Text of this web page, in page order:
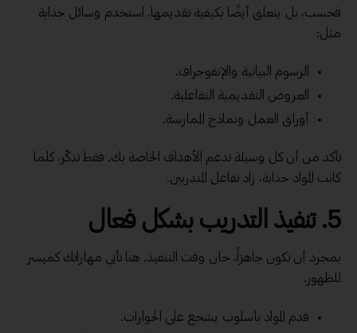
فحسب، بل يتعلق أيضًا بكيفية تقديمها. استخدم وسائل جذابة
مثل:
الرسوم البيانية والإنفوجراف.
العروض التقديمية التفاعلية.
أوراق العمل ونماذج الممارسة.
تأكد من أن كل وسيلة تدعم الأهداف الخاصة بك. فقط تذكّر، كلما
كانت المواد جذابة، زاد تفاعل المتدربين.
5. تنفيذ التدريب بشكل فعال
بمجرد أن تكون جاهزاً، حان وقت التنفيذ. هنا تأتي مهاراتك كميسر
للظهور.
قدم المواد بأسلوب يشجع على الحوارات.